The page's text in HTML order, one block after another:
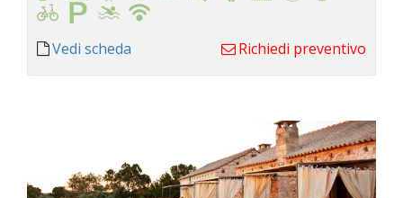
Vedi scheda Richiedi preventivo